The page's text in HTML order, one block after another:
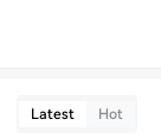
Latest Hot